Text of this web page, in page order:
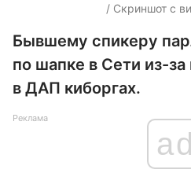
/ Скриншот с
Бывшему спикеру
по шапке в Сети из-
в ДАП киборгах.
Реклама
ad